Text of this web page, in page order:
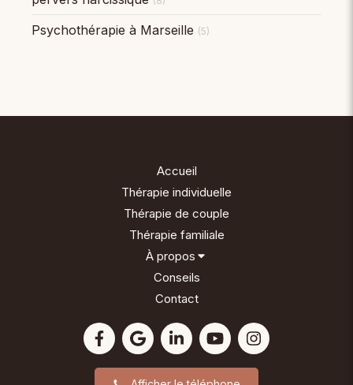
Psychothérapie à Marseille (5)
Accueil
Thérapie individuelle
Thérapie de couple
Thérapie familiale
À propos
Conseils
Contact